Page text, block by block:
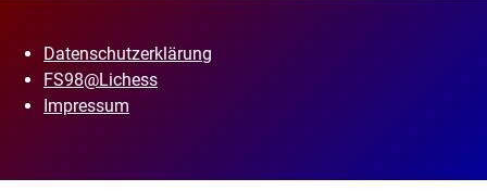
Datenschutzerklärung
FS98@Lichess
Impressum